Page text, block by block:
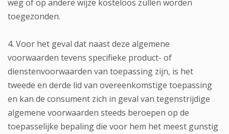
weg of op andere wijze kosteloos zullen worden
toegezonden.
4. Voor het geval dat naast deze algemene
voorwaarden tevens specifieke product- of
dienstenvoorwaarden van toepassing zijn, is het
tweede en derde lid van overeenkomstige toepassing
en kan de consument zich in geval van tegenstrijdige
algemene voorwaarden steeds beroepen op de
toepasselijke bepaling die voor hem het meest gunstig